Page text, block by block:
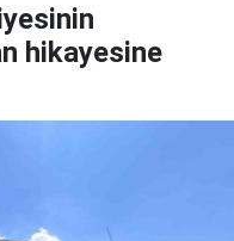
hikayesine